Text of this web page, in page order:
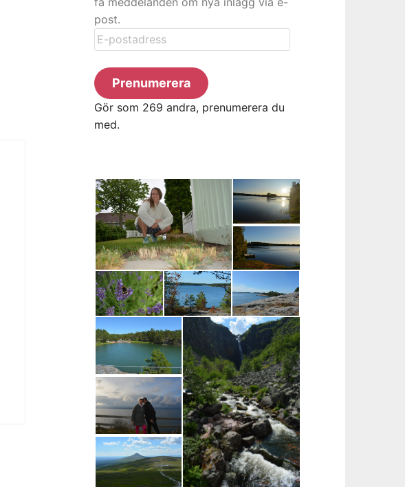
post.
E-
postadress
Prenumerera
Gör som 269 andra, prenumerera du
med.